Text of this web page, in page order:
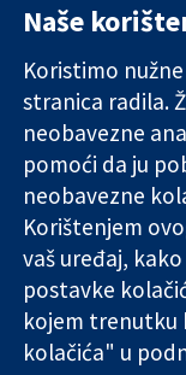
Pouzdani dokazi.
Utemeljeni
dokazi.
Bolje zdravlje.
The Cochrane
company limited by
Naše
Koristimo
stranica radila.
neobavezne
pomoći da ju
neobavezne
Korištenjem
vaš uređaj,
postavke
kojem trenutku
kolačića" u